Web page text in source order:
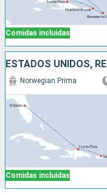
Comidas incluidas
Comidas incluidas
Norwegian Prima